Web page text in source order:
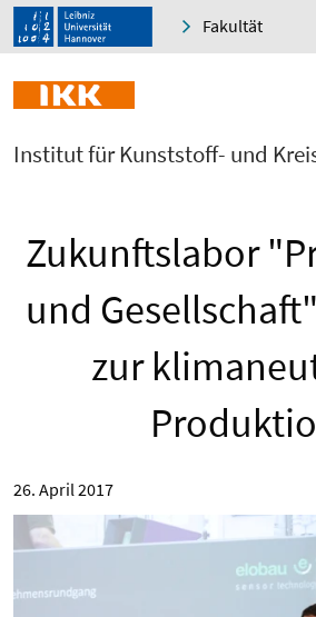
Fakultät
Institut für Kunststoff- und
Zukunftslabor
und
zur
26. April 2017